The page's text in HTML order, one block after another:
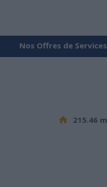
Nos Offres de Services
215.46 m